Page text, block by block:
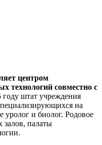
центром
технологий совместно с
году штат учреждения
на
уролог и биолог. Родовое
залов, палаты